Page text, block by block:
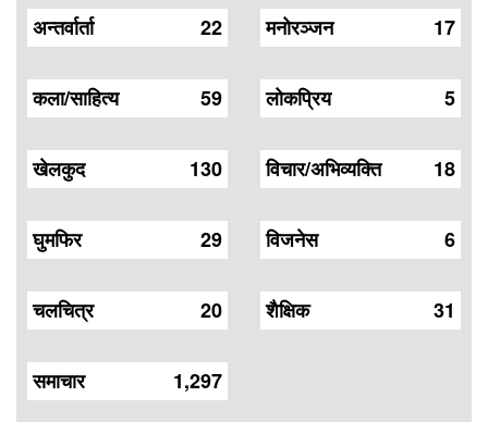
22
अन्तर्वार्ता
59
कला/साहित्य
130
खेलकुद
29
घुमफिर
20
चलचित्र
17
मनोरञ्जन
5
लोकप्रिय
18
विचार/अभिव्यक्ति
6
विजनेस
31
शैक्षिक
1,297
समाचार